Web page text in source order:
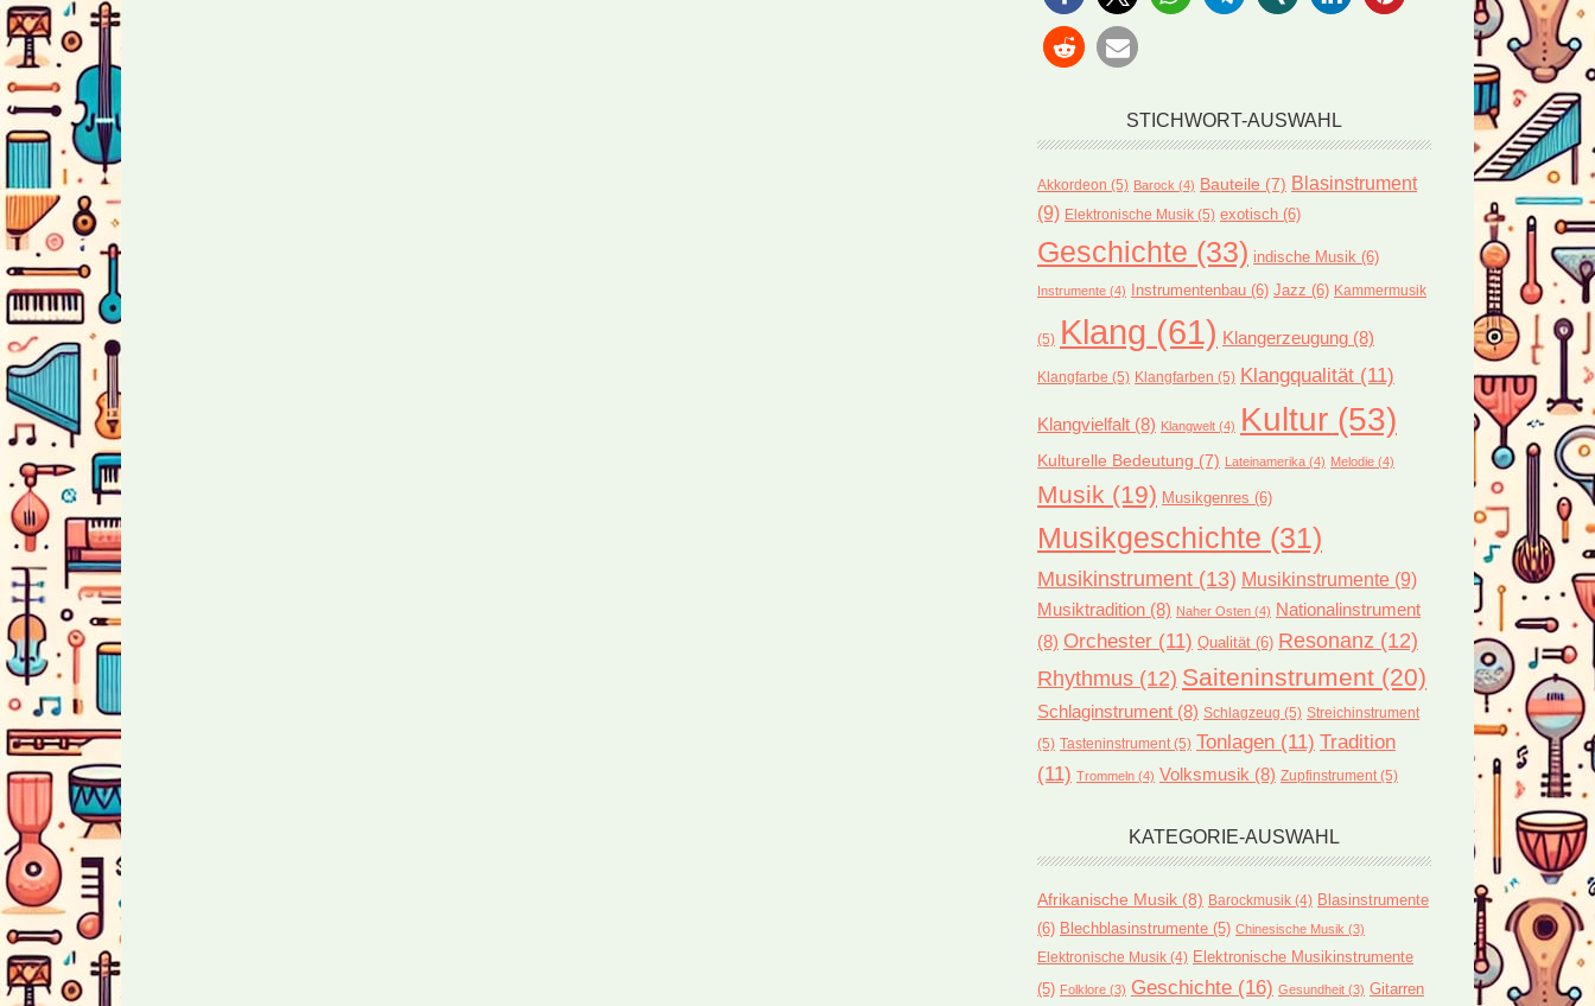
STICHWORT-AUSWAHL
Akkordeon (5) Barock (4) Bauteile (7) Blasinstrument
(9) Elektronische Musik (5) exotisch (6)
Geschichte (33) indische Musik (6)
Instrumente (4) Instrumentenbau (6) Jazz (6) Kammermusik
(5) Klang (61) Klangerzeugung (8)
Klangfarbe (5) Klangfarben (5) Klangqualität (11)
Klangvielfalt (8) Klangwelt (4) Kultur (53)
Kulturelle Bedeutung (7) Lateinamerika (4) Melodie (4)
Musik (19) Musikgenres (6)
Musikgeschichte (31)
Musikinstrument (13) Musikinstrumente (9)
Musiktradition (8) Naher Osten (4) Nationalinstrument
(8) Orchester (11) Qualität (6) Resonanz (12)
Rhythmus (12) Saiteninstrument (20)
Schlaginstrument (8) Schlagzeug (5) Streichinstrument
(5) Tasteninstrument(5) Tonlagen (11) Tradition
(11) Trommeln (4) Volksmusik (8) Zupfinstrument(5)
KATEGORIE-AUSWAHL
Afrikanische Musik (8) Barockmusik (4) Blasinstrumente
(6) Blechblasinstrumente (5) Chinesische Musik (3)
Elektronische Musik (4) Elektronische Musikinstrumente
(5) Folklore (3) Geschichte (16) Gesundheit (3) Gitarren